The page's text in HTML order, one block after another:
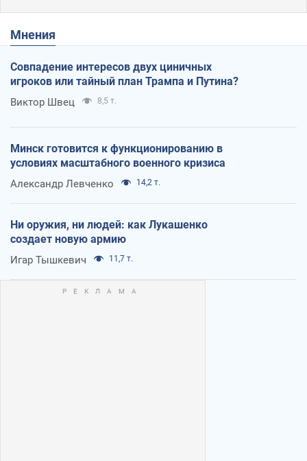
Мнения
Совпадение интересов двух циничных
игроков или тайный план Трампа и Путина?
Виктор Швец 8,5 т.
Минск готовится к функционированию в
условиях масштабного военного кризиса
Александр Левченко 14,2 т.
Ни оружия, ни людей: как Лукашенко
создает новую армию
Игар Тышкевич 11,7 т.